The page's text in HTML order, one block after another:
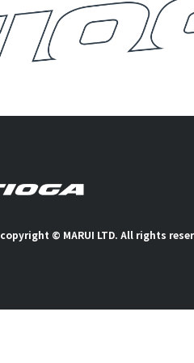
copyright © MARUI LTD. All rights